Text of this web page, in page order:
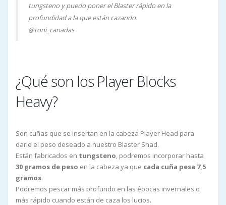
tungsteno y puedo poner el Blaster rápido en la
profundidad a la que están cazando.
@toni_canadas
¿Qué son los Player Blocks
Heavy?
Son cuñas que se insertan en la cabeza Player Head para
darle el peso deseado a nuestro Blaster Shad.
Están fabricados en tungsteno, podremos incorporar hasta
30 gramos de peso en la cabeza ya que cada cuña pesa 7,5
gramos.
Podremos pescar más profundo en las épocas invernales o
más rápido cuando están de caza los lucios.